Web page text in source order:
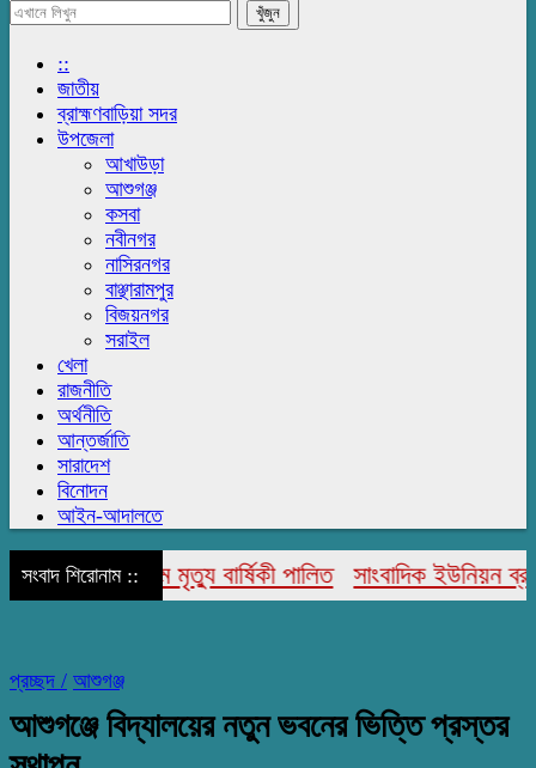
::
জাতীয়
ব্রাহ্মণবাড়িয়া সদর
উপজেলা
আখাউড়া
আশুগঞ্জ
কসবা
নবীনগর
নাসিরনগর
বাঞ্ছারামপুর
বিজয়নগর
সরাইল
খেলা
রাজনীতি
অর্থনীতি
আন্তর্জাতি
সারাদেশ
বিনোদন
আইন-আদালতে
সংবাদ শিরোনাম ::৩১ তম মৃত্যু বার্ষিকী পালিত সাংবাদিক ইউনিয়ন
প্রচ্ছদ / আশুগঞ্জ
আশুগঞ্জে বিদ্যালয়ের নতুন ভবনের ভিত্তি প্রস্তর